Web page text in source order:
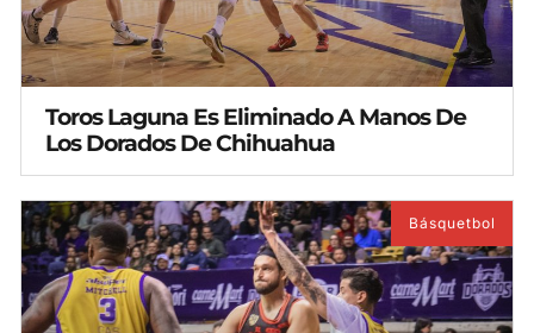
Toros Laguna Es Eliminado A Manos De
Los Dorados De Chihuahua
Básquetbol